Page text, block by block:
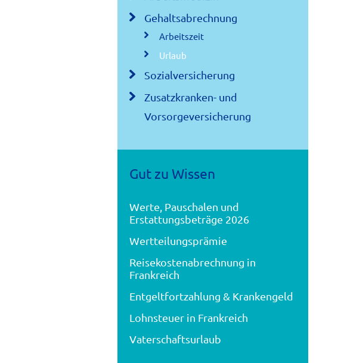
Gehaltsabrechnung
Arbeitszeit
Urlaub
Sozialversicherung
Zusatzkranken- und
Vorsorgeversicherung
Gut zu Wissen
Werte, Pauschalen und
Erstattungsbeträge 2026
Wertteilungsprämie
Reisekostenabrechnung in
Frankreich
Entgeltfortzahlung & Krankengeld
Lohnsteuer in Frankreich
Vaterschaftsurlaub